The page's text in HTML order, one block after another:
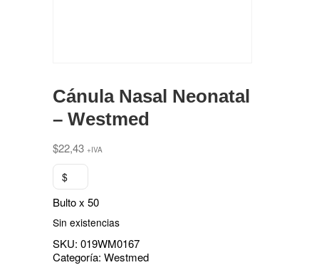
Cánula Nasal Neonatal
– Westmed
$22,43 +IVA
$
Bulto x 50
Sin existencias
SKU: 019WM0167
Categoría: Westmed